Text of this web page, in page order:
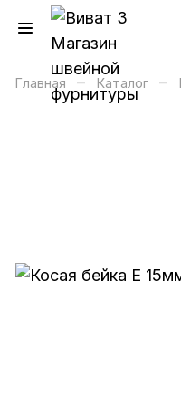
Главная – Каталог –